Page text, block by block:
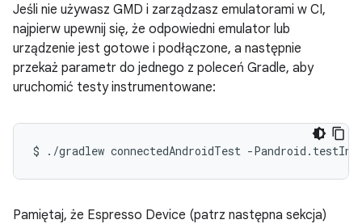
Jeśli nie używasz GMD i zarządzasz emulatorami w CI,
najpierw upewnij się, że odpowiedni emulator lub
urządzenie jest gotowe i podłączone, a następnie
przekaż parametr do jednego z poleceń Gradle, aby
uruchomić testy instrumentowane:
Pamiętaj, że Espresso Device (patrz następna sekcja)